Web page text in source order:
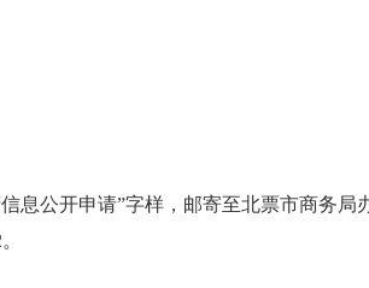
公开申请”字样，邮寄至北票市商务局